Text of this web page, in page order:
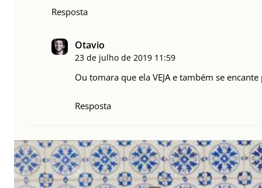
Resposta
Otavio
23 de julho de 2019 11:59
Ou tomara que ela VEJA e também se
Resposta